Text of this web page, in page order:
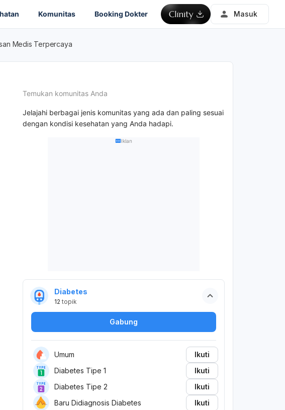
Komunitas Booking Dokter Masuk
Medis Terpercaya
Temukan komunitas Anda
Jelajahi berbagai jenis komunitas yang ada dan paling sesuai
dengan kondisi kesehatan yang Anda hadapi.
Iklan
Diabetes
12 topik
Gabung
Umum
Ikuti
Diabetes Tipe 1
Ikuti
Diabetes Tipe 2
Ikuti
Baru Didiagnosis Diabetes
Ikuti